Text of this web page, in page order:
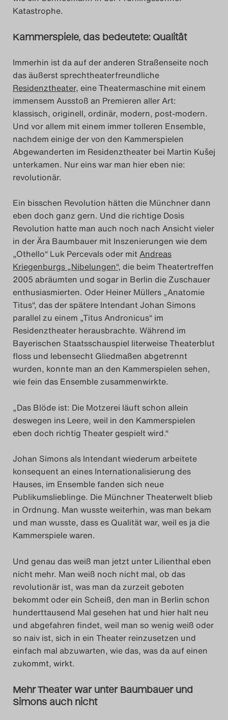
Katastrophe.
Kammerspiele, das bedeutete: Qualität
Immerhin ist da auf der anderen Straßenseite noch
das äußerst sprechtheaterfreundliche
Residenztheater, eine Theatermaschine mit einem
immensem Ausstoß an Premieren aller Art:
klassisch, originell, ordinär, modern, post-modern.
Und vor allem mit einem immer tolleren Ensemble,
nachdem einige der von den Kammerspielen
Abgewanderten im Residenztheater bei Martin Kušej
unterkamen. Nur eins war man hier eben nie:
revolutionär.
Ein bisschen Revolution hätten die Münchner dann
eben doch ganz gern. Und die richtige Dosis
Revolution hatte man auch noch nach Ansicht vieler
in der Ära Baumbauer mit Inszenierungen wie dem
„Othello“ Luk Percevals oder mitAndreas
Kriegenburgs „Nibelungen“, die beim Theatertreffen
2005 abräumten und sogar in Berlin die Zuschauer
enthusiasmierten. Oder Heiner Müllers „Anatomie
Titus“, das der spätere Intendant Johan Simons
parallel zu einem „Titus Andronicus“ im
Residenztheater herausbrachte. Während im
Bayerischen Staatsschauspiel literweise Theaterblut
floss und lebensecht Gliedmaßen abgetrennt
wurden, konnte man an den Kammerspielen sehen,
wie fein das Ensemble zusammenwirkte.
„Das Blöde ist: Die Motzerei läuft schon allein
deswegen ins Leere, weil in den Kammerspielen
eben doch richtig Theater gespielt wird.“
Johan Simons als Intendant wiederum arbeitete
konsequent an eines Internationalisierung des
Hauses, im Ensemble fanden sich neue
Publikumslieblinge. Die Münchner Theaterwelt blieb
in Ordnung. Man wusste weiterhin, was man bekam
und man wusste, dass es Qualität war, weil es ja die
Kammerspiele waren.
Und genau das weiß man jetzt unter Lilienthal eben
nicht mehr. Man weiß noch nicht mal, ob das
revolutionär ist, was man da zurzeit geboten
bekommt oder ein Scheiß, den man in Berlin schon
hunderttausend Mal gesehen hat und hier halt neu
und abgefahren findet, weil man so wenig weiß oder
so naiv ist, sich in ein Theater reinzusetzen und
einfach mal abzuwarten, wie das, was da auf einen
zukommt, wirkt.
Mehr Theater war unter Baumbauer und
Simons auch nicht